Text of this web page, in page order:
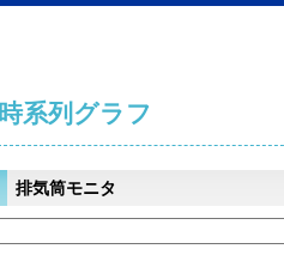
時系列グラフ
排気筒モニタ